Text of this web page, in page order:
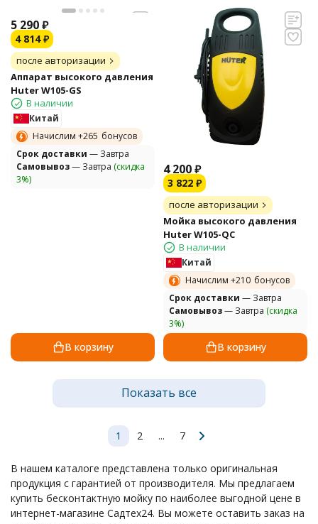
5 290₽
4 814 ₽
после авторизации
Аппарат высокого давления
Huter W105-GS
В наличии
Китай
Начислим +265 бонусов
Cрок доставки — Завтра
Самовывоз— Завтра (скидка
3%)
В корзину
4 200₽
3 822 ₽
после авторизации
Мойка высокого давления
Huter W105-QC
В наличии
Китай
Начислим +210 бонусов
Cрок доставки — Завтра
Самовывоз— Завтра (скидка
3%)
В корзину
Показать все
1 2 ... 7
В нашем каталоге представлена только оригинальная
продукция с гарантией от производителя. Мы предлагаем
купить бесконтактную мойку по наиболее выгодной цене в
интернет-магазине Садтех24. Вы можете оставить заказ на